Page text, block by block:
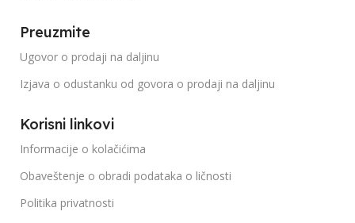
Preuzmite
Ugovor o prodaji na daljinu
Izjava o odustanku od govora o prodaji na daljinu
Korisni linkovi
Informacije o kolačićima
Obaveštenje o obradi podataka o ličnosti
Politika privatnosti